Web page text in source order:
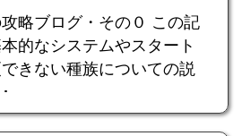
略ブログ・その０ この記
的なシステムやスタート
きない種族についての説